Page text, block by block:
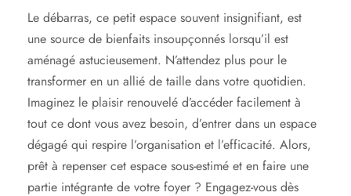
Le débarras, ce petit espace souvent insignifiant, est
une source de bienfaits insoupçonnés lorsqu’il est
aménagé astucieusement. N’attendez plus pour le
transformer en un allié de taille dans votre quotidien.
Imaginez le plaisir renouvelé d’accéder facilement à
tout ce dont vous avez besoin, d’entrer dans un espace
dégagé qui respire l’organisation et l’efficacité. Alors,
prêt à repenser cet espace sous-estimé et en faire une
partie intégrante de votre foyer ? Engagez-vous dès